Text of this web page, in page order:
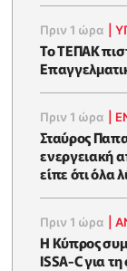
Πριν 1 ώρα |
Το ΤΕΠΑΚ
Πριν 1 ώρα
Σταύρος
ενεργειακή
είπε ότι όλα
Πριν 1 ώρα |
Η Κύπρος
ISSA-C για